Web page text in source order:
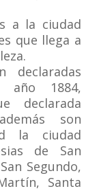
a la ciudad
que llega a
declaradas
año 1884,
declarada
son
la ciudad
de San
Segundo,
Santa